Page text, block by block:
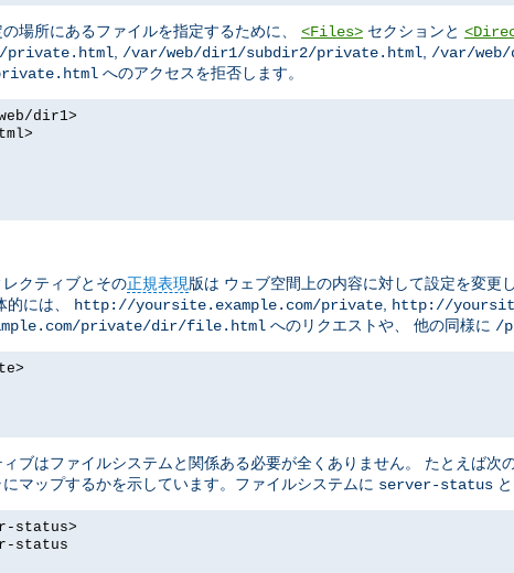
場所にあるファイルを指定するために、 <Files> セクションと
private.html, /var/web/dir1/subdir2/private.html, /var/
へのアクセスを拒否します。
dir1>
レクティブとその正規表現版は ウェブ空間上の内容に対して設定を変更
的には、 http://yoursite.example.com/private, http://
private/dir/file.html へのリクエストや、 他の同様に /
ブはファイルシステムと関係ある必要が全くありません。 たとえば次
マップするかを示しています。ファイルシステムに server-status
status>
status